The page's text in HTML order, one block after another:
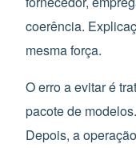
coerência.
mesma força.
O erro a evitar é
pacote de
Depois, a